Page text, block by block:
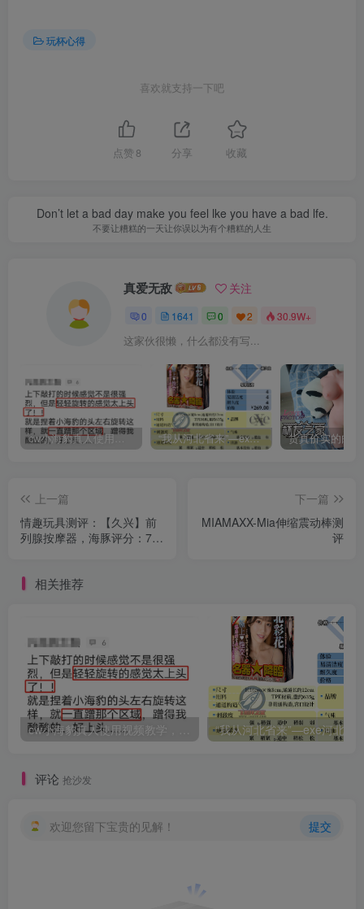
玩杯心得
喜欢就支持一下吧
点赞 8 分享 收藏
Don’t let a bad day make you feel lke you have a bad lfe.
不要让糟糕的一天让你误以为有个糟糕的人生
真爱无敌 关注
0 1641 0 2 30.9W+
这家伙很懒，什么都没有写...
cw小海豹真人使用视频教学，小海豹到底咋用？ “我从河北省来”—exe河北彩花（中高刺激）评测 | ¥200-400区间 – 4星推荐
上一篇
情趣玩具测评：【久兴】前
列腺按摩器，海豚评分：7.5
下一篇
MIAMAXX-Mia伸缩震动棒测
评
相关推荐
cw小海豹真人使用视频教学，小海豹到底咋用？
评论 抢沙发
欢迎您留下宝贵的见解！ 提交